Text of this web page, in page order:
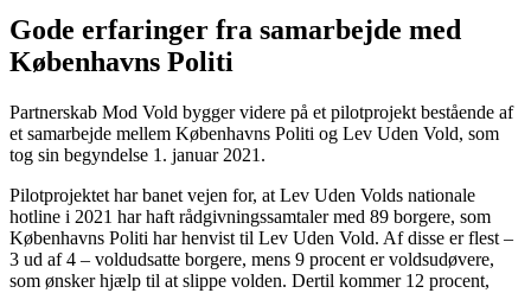
Gode erfaringer fra samarbejde med
Københavns Politi
Partnerskab Mod Vold bygger videre på et pilotprojekt bestående af
et samarbejde mellem Københavns Politi og Lev Uden Vold, som
tog sin begyndelse 1. januar 2021.
Pilotprojektet har banet vejen for, at Lev Uden Volds nationale
hotline i 2021 har haft rådgivningssamtaler med 89 borgere, som
Københavns Politi har henvist til Lev Uden Vold. Af disse er flest –
3 ud af 4 – voldudsatte borgere, mens 9 procent er voldsudøvere,
som ønsker hjælp til at slippe volden. Dertil kommer 12 procent,